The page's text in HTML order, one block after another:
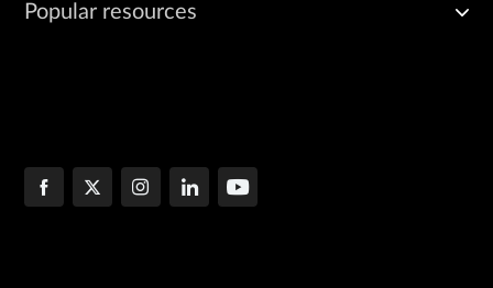
Popular resources